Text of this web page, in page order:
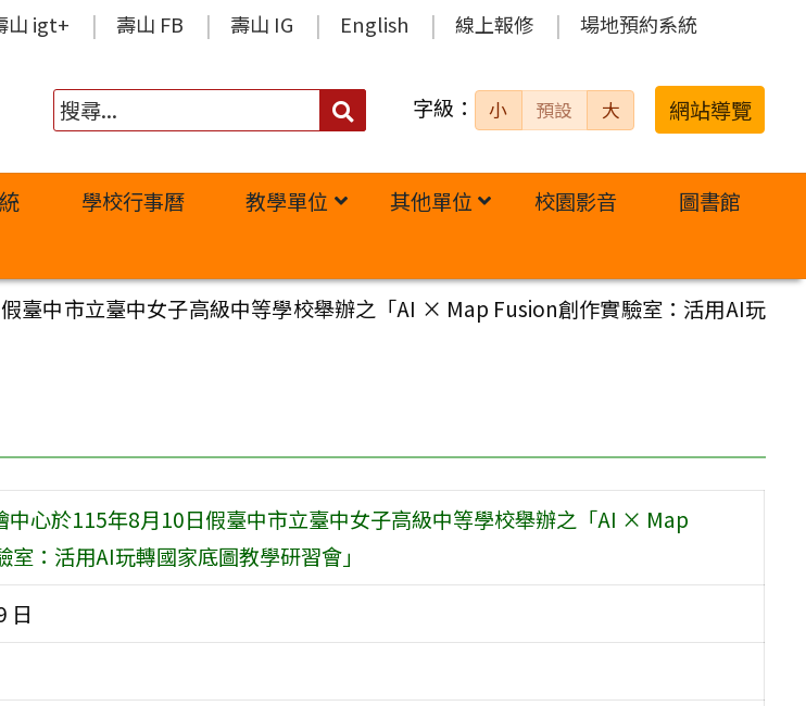
山 igt+ 壽山 FB 壽山 IG English 線上報修 場地預約系統
搜
字級： 小 預設 大 網站導覽
學校行事曆 教學單位 其他單位 校園影音
圖書館
臺中市立臺中女子高級中等學校舉辦之「AI × Map Fusion創作實驗室：活用AI玩
中心於115年8月10日假臺中市立臺中女子高級中等學校舉辦之「AI × Map
：活用AI玩轉國家底圖教學研習會」
日